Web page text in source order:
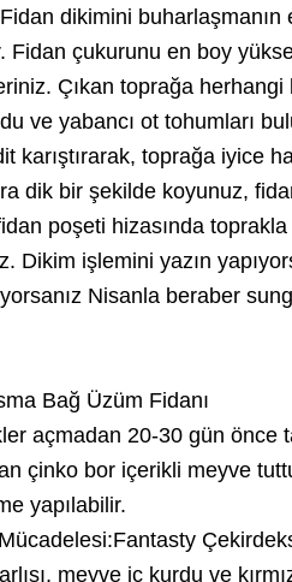
dikimini buharlaşmanın
çukurunu en boy
Çıkan toprağa
ve yabancı ot tohumları
karıştırarak, toprağa iyice
dik bir şekilde koyunuz,
poşeti hizasında
Dikim işlemini yazın
Nisanla beraber
Bağ Üzüm Fidanı
açmadan 20-30 gün önce
çinko bor içerikli meyve
yapılabilir.
meyve iç kurdu ve